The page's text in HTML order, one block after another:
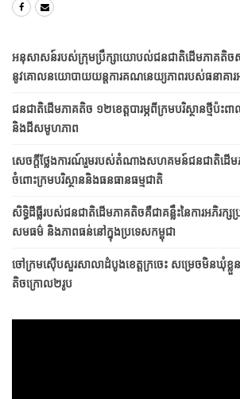
អនុសាសន៍របស់ក្រុមប្រឹក្សាយោបល់ជនជាតិដើមភាគតិច
នូវគោលនយោបាយយន្តការគណនេយ្យភាពរបស់ធនាគារ
ជនជាតិ​ដើម​ភាគតិច ១២​ខេត្ត​​បារម្ភ​ពី​ក្រម​បរិស្ថាន​ថ្មី​ប៉ះ
និង​ដី​សមូហភាព
សេចក្តីថ្លែងការណ៍រួមរបស់តំណាងសហគមន៍ជនជាតិដើមភ
ចំពោះក្រមបរិស្ថាននិងធនធានធម្មជាតិ
សិទ្ធិដីធ្លីរបស់ជនជាតិដើមភាគតិចគឺជាគន្លឹះនៃការអភិរក្
សមធម៌ និងភាពធន់នៅក្នុងប្រទេសកម្ពុជា
ចៅក្រមស៊ើបសួរសាលាដំបូងខេត្តក្រចេះ សម្រេចមិនឃុំខ្លួ
តិចក្រោល២រូប